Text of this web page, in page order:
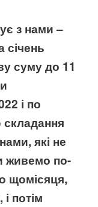
з нами –
січень
суму до 11
і по
які не
живемо по-
щомісяця,
потім